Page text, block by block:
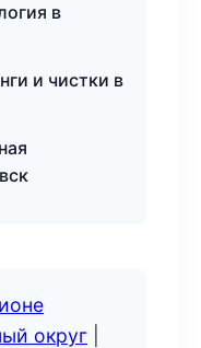
в
и чистки в
округ